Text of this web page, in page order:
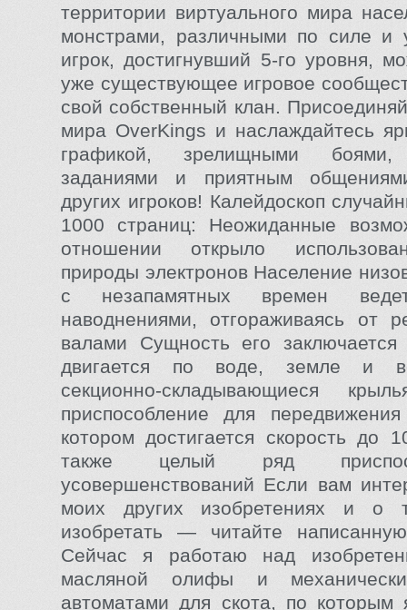
территории виртуального мира
монстрами, различными по силе и
игрок, достигнувший 5-го уровня,
уже существующее игровое
свой собственный клан.
мира OverKings и наслаждайтесь
графикой, зрелищными боями,
заданиями и приятным
других игроков! Калейдоскоп
1000 страниц: Неожиданные
отношении открыло
природы электронов Население
с незапамятных времен
наводнениями, отгораживаясь от
валами Сущность его
двигается по воде, земле и
секционно-складывающиеся
приспособление для
котором достигается скорость до
также целый ряд
усовершенствований Если вам
моих других изобретениях и о
изобретать — читайте
Сейчас я работаю над
масляной олифы и
автоматами для скота, по